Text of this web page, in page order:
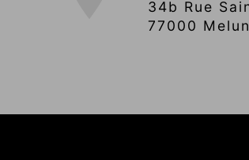
34b Rue Saint-Barthélémy,
77000 Melun